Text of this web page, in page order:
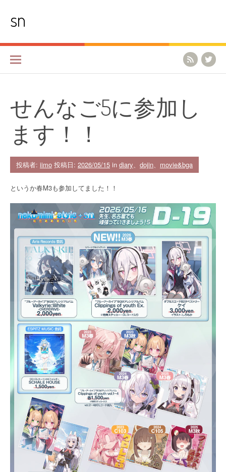
ツ
キ
sn
せんなご5に参加し
ます！！
投稿者: iimo 投稿日: 2026/05/15 in diary、 dojin、 movie&bga
というか春M3も参加してました！！